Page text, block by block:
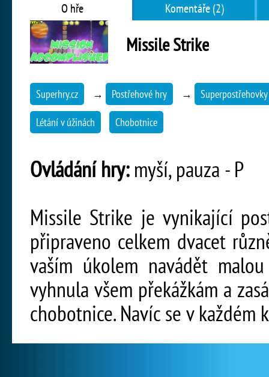
O hře Komentáře (2)
Missile Strike
Superhry.cz → Postřehové hry → Superpostřehovky
Létání v úžinách Chobotnice
Ovládání hry:myší, pauza - P
Missile Strike je vynikající
připraveno celkem dvacet
vaším úkolem navádět
vyhnula všem překážkám a
chobotnice. Navíc se v